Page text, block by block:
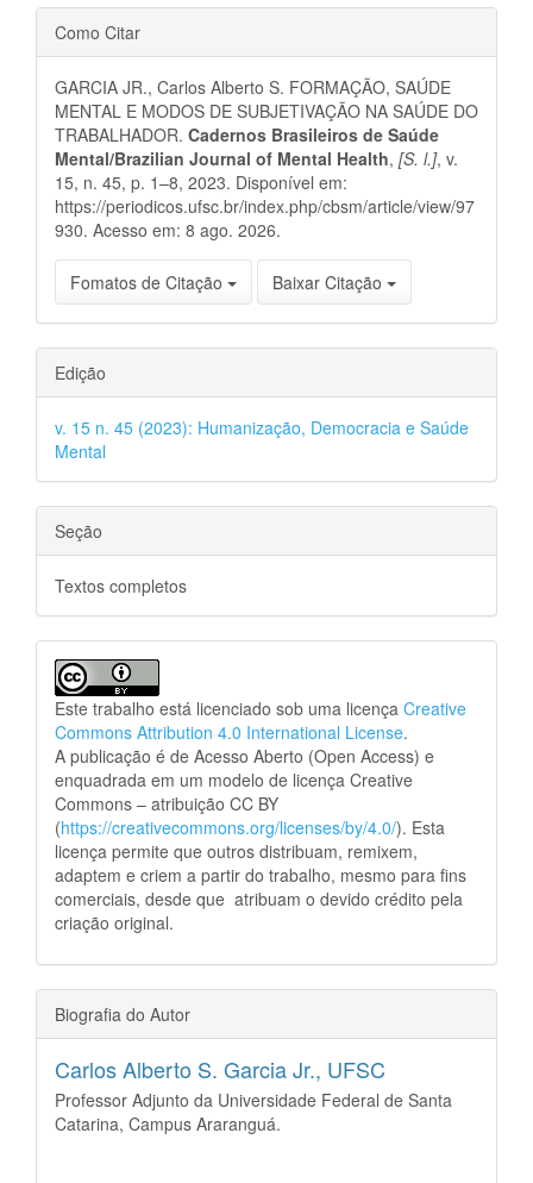
Detalhes
do
artigo
Como Citar
GARCIA JR., Carlos Alberto S. FORMAÇÃO, SAÚDE
MENTAL E MODOS DE SUBJETIVAÇÃO NA SAÚDE DO
TRABALHADOR. Cadernos Brasileiros de Saúde
Mental/Brazilian Journal of Mental Health, [S. l.], v.
15, n. 45, p. 1–8, 2023. Disponível em:
https://periodicos.ufsc.br/index.php/cbsm/article/view/97
930. Acesso em: 8 ago. 2026.
Fomatos de Citação Baixar Citação
Edição
v. 15 n. 45 (2023): Humanização, Democracia e Saúde
Mental
Seção
Textos completos
Este trabalho está licenciado sob uma licença Creative
Commons Attribution 4.0 International License.
A publicação é de Acesso Aberto (Open Access) e
enquadrada em um modelo de licença Creative
Commons – atribuição CC BY
(https://creativecommons.org/licenses/by/4.0/). Esta
licença permite que outros distribuam, remixem,
adaptem e criem a partir do trabalho, mesmo para fins
comerciais, desde que atribuam o devido crédito pela
criação original.
Biografia do Autor
Carlos Alberto S. Garcia Jr., UFSC
Professor Adjunto da Universidade Federal de Santa
Catarina, Campus Araranguá.